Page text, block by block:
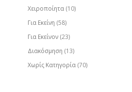
Χειροποίητα (10)
Για Εκείνη (58)
Για Εκείνον (23)
Διακόσμηση (13)
Χωρίς Κατηγορία (70)